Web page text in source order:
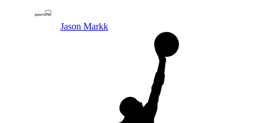
Jason Markk